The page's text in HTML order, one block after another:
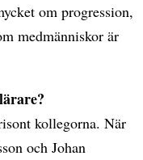
om progression,
medmänniskor är
kollegorna. När
och Johan